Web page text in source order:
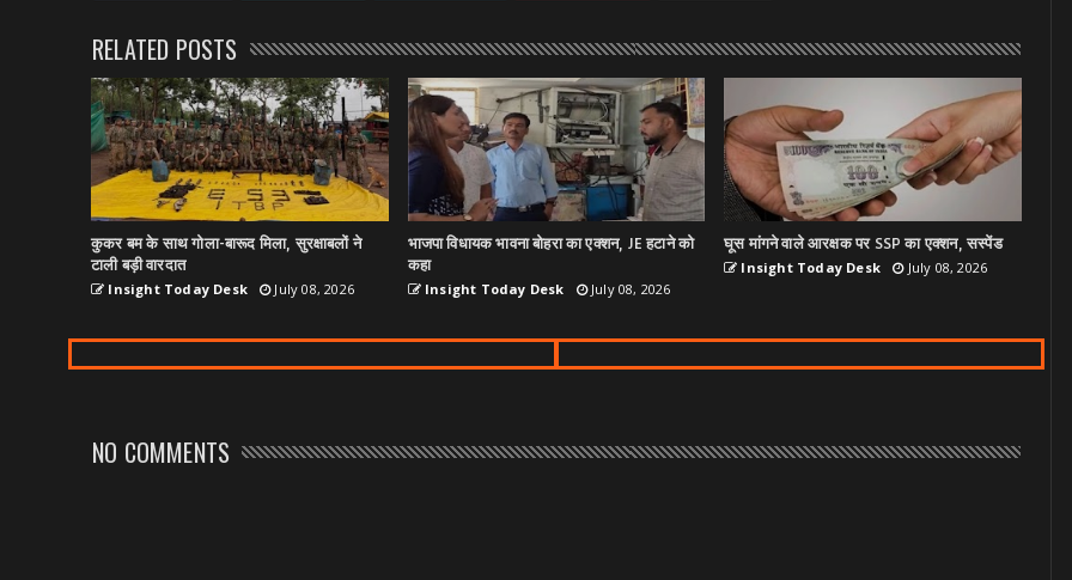
RELATED POSTS
कुकर बम के साथ गोला-बारूद मिला, सुरक्षाबलों ने
टाली बड़ी वारदात
Insight Today Desk July 08, 2026
भाजपा विधायक भावना बोहरा का एक्शन, JE हटाने को
कहा
Insight Today Desk July 08, 2026
घूस मांगने वाले आरक्षक पर SSP का एक्शन, सस्पेंड
Insight Today Desk July 08, 2026
NO COMMENTS